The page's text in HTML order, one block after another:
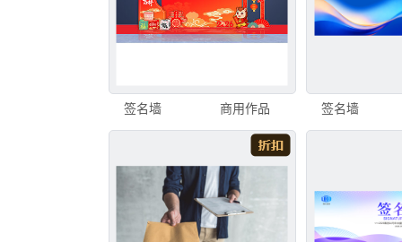
签名墙 商用作品 签名墙